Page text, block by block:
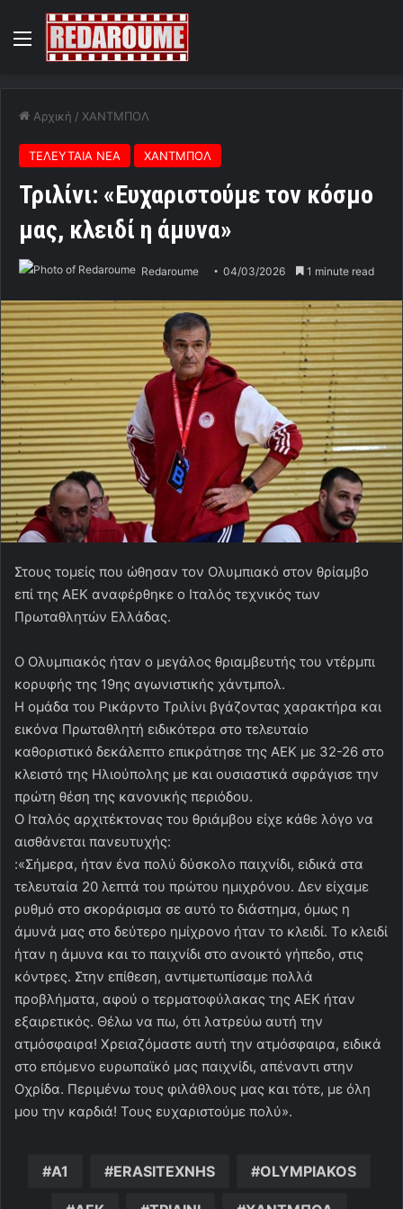
Menu
Αρχική / ΧΑΝΤΜΠΟΛ
ΤΕΛΕΥΤΑΙΑ ΝΕΑ ΧΑΝΤΜΠΟΛ
Τριλίνι: «Ευχαριστούμε τον κόσμο
μας, κλειδί η άμυνα»
Redaroume 04/03/2026 1 minute read
Στους τομείς που ώθησαν τον Ολυμπιακό στον θρίαμβο
επί της ΑΕΚ αναφέρθηκε ο Ιταλός τεχνικός των
Πρωταθλητών Ελλάδας.
Ο Ολυμπιακός ήταν ο μεγάλος θριαμβευτής του ντέρμπι
κορυφής της 19ης αγωνιστικής χάντμπολ.
Η ομάδα του Ρικάρντο Τριλίνι βγάζοντας χαρακτήρα και
εικόνα Πρωταθλητή ειδικότερα στο τελευταίο
καθοριστικό δεκάλεπτο επικράτησε της ΑΕΚ με 32-26 στο
κλειστό της Ηλιούπολης με και ουσιαστικά σφράγισε την
πρώτη θέση της κανονικής περιόδου.
Ο Ιταλός αρχιτέκτονας του θριάμβου είχε κάθε λόγο να
αισθάνεται πανευτυχής:
:«Σήμερα, ήταν ένα πολύ δύσκολο παιχνίδι, ειδικά στα
τελευταία 20 λεπτά του πρώτου ημιχρόνου. Δεν είχαμε
ρυθμό στο σκοράρισμα σε αυτό το διάστημα, όμως η
άμυνά μας στο δεύτερο ημίχρονο ήταν το κλειδί. Το κλειδί
ήταν η άμυνα και το παιχνίδι στο ανοικτό γήπεδο, στις
κόντρες. Στην επίθεση, αντιμετωπίσαμε πολλά
προβλήματα, αφού ο τερματοφύλακας της ΑΕΚ ήταν
εξαιρετικός. Θέλω να πω, ότι λατρεύω αυτή την
ατμόσφαιρα! Χρειαζόμαστε αυτή την ατμόσφαιρα, ειδικά
στο επόμενο ευρωπαϊκό μας παιχνίδι, απέναντι στην
Οχρίδα. Περιμένω τους φιλάθλους μας και τότε, με όλη
μου την καρδιά! Τους ευχαριστούμε πολύ».
A1 ERASITEXNHS OLYMPIAKOS